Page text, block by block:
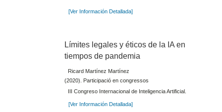
[Ver Información Detallada]
Límites legales y éticos de la IA en
tiempos de pandemia
Ricard Martínez Martínez
(2020). Participació en congressos
III Congreso Internacional de Inteligencia Artificial.
[Ver Información Detallada]